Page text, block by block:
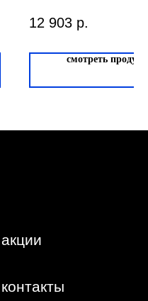
12 903 р.
смотреть продукт